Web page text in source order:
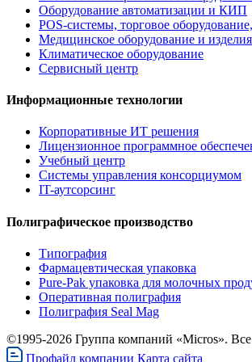
Оборудование автоматизации и КИП
POS-системы, торговое
Медицинское оборудование и изделия
Климатическое оборудование
Сервисный центр
Информационные технологии
Корпоративные ИТ решения
Лицензионное программное
Учебный центр
Системы управления консорциумом
IT-аутсорсинг
Полиграфическое производство
Типография
Фармацевтическая упаковка
Pure-Pak упаковка для молочных
Оперативная полиграфия
Полиграфия Seal Mag
©1995-2026 Группа компаний «Micros».
Профайл компании Карта сайта